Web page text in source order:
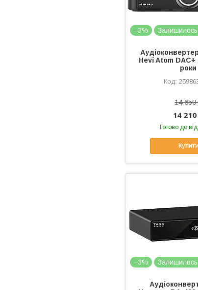
–3% Залишилось
Hevi Atom DAC+
роки
14 650
14
Готово до
Купити
–3% Залишилось